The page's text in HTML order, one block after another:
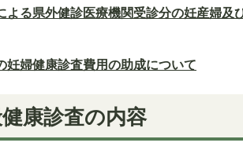
よる県外健診医療機関受診分の妊産婦及
妊婦健康診査費用の助成について
康診査の内容